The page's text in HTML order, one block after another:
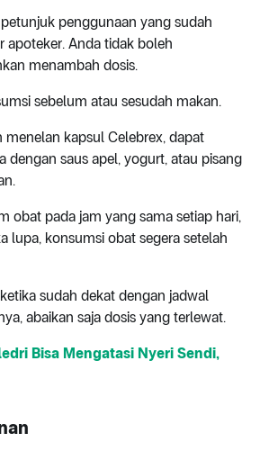
penggunaan yang sudah
apoteker. Anda tidak boleh
menambah dosis.
sebelum atau sesudah makan.
menelan kapsul Celebrex, dapat
dengan saus apel, yogurt, atau pisang
obat pada jam yang sama setiap hari,
lupa, konsumsi obat segera setelah
sudah dekat dengan jadwal
abaikan saja dosis yang terlewat.
Bisa Mengatasi Nyeri Sendi,